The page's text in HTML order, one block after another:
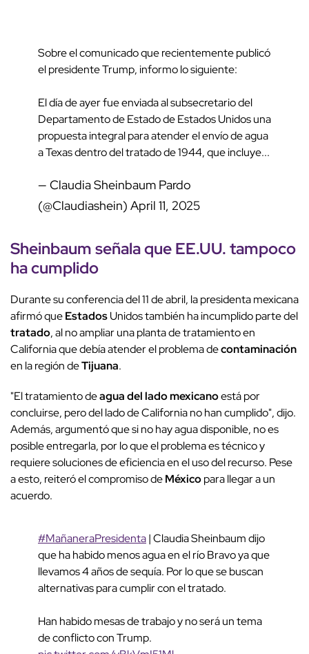
Sobre el comunicado que recientemente publicó
el presidente Trump, informo lo siguiente:
El día de ayer fue enviada al subsecretario del
Departamento de Estado de Estados Unidos una
propuesta integral para atender el envío de agua
a Texas dentro del tratado de 1944, que incluye...
— Claudia Sheinbaum Pardo
(@Claudiashein) April 11, 2025
Sheinbaumseñala que EE.UU. tampoco
ha cumplido
Durante su conferencia del 11 de abril, la presidenta mexicana
afirmó queEstadosUnidos también ha incumplido parte del
tratado, al no ampliar una planta de tratamiento en
California que debía atender el problema decontaminación
en la región deTijuana.
"El tratamiento deagua del lado mexicanoestá por
concluirse, pero del lado de California no han cumplido", dijo.
Además, argumentó que si no hay agua disponible, no es
posible entregarla, por lo que el problema es técnico y
requiere soluciones de eficiencia en el uso del recurso. Pese
a esto, reiteró el compromiso deMéxicopara llegar a un
acuerdo.
#MañaneraPresidenta| Claudia Sheinbaum dijo
que ha habido menos agua en el río Bravo ya que
llevamos 4 años de sequía. Por lo que se buscan
alternativas para cumplir con el tratado.
Han habido mesas de trabajo y no será un tema
de conflicto con Trump.